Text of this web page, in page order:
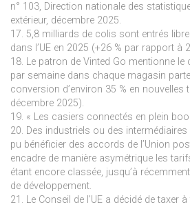
n° 103, Direction nationale des
extérieur, décembre 2025.
17. 5,8 milliards de colis sont entrés
dans l’UE en 2025 (+26 % par rapport à
18. Le patron de Vinted Go mentionne
par semaine dans chaque magasin
conversion d’environ 35 % en nouvelles
décembre 2025).
19. « Les casiers connectés en plein
20. Des industriels ou des
pu bénéficier des accords de l’Union
encadre de manière asymétrique les
étant encore classée, jusqu’à
de développement.
21. Le Conseil de l’UE a décidé de taxer